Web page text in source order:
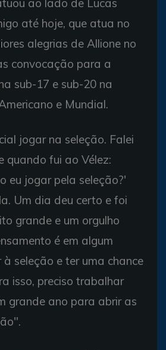
até hoje, que atua no
alegrias de Allione no
convocação para a
sub-17 e sub-20 na
e Mundial.
jogar na seleção. Falei
quando fui ao Vélez:
eu jogar pela seleção?'
Um dia deu certo e foi
grande e um orgulho
é em algum
seleção e ter uma chance
isso, preciso trabalhar
grande ano para abrir as